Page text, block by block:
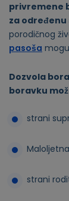
privremene
za određenu
porodičnog
pasoša
Dozvola
boravku
strani
strani